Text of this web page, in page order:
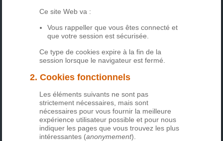
Ce site Web va :
Vous rappeller que vous êtes connecté et
que votre session est sécurisée.
Ce type de cookies expire à la fin de la
session lorsque le navigateur est fermé.
2. Cookies fonctionnels
Les éléments suivants ne sont pas
strictement nécessaires, mais sont
nécessaires pour vous fournir la meilleure
expérience utilisateur possible et pour nous
indiquer les pages que vous trouvez les plus
intéressantes (anonymement).